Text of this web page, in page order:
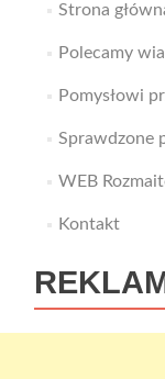
Strona
Polecamy
Pomysłowi
Sprawdzone
WEB
Kontakt